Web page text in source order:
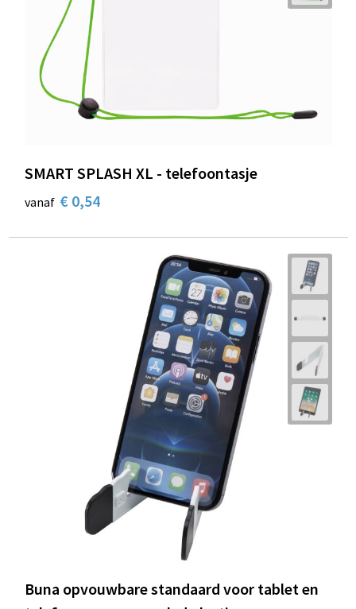
SMART SPLASH XL - telefoontasje
vanaf € 0,54
Buna opvouwbare standaard voor tablet en